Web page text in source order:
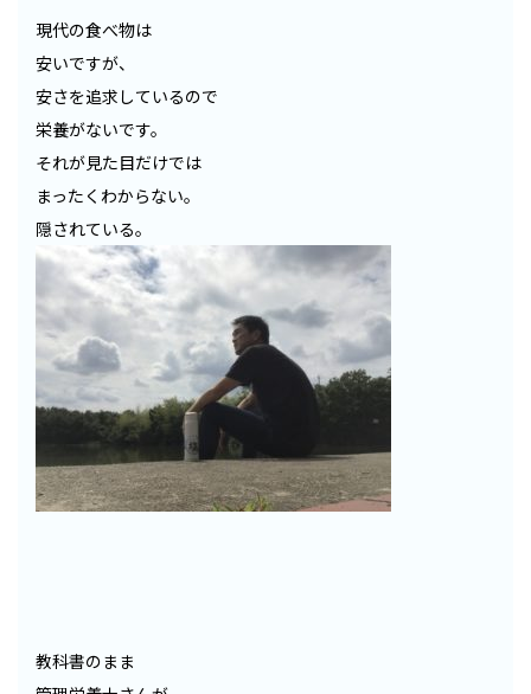
現代の食べ物は
安いですが、
安さを追求しているので
栄養がないです。
それが見た目だけでは
まったくわからない。
隠されている。
教科書のまま